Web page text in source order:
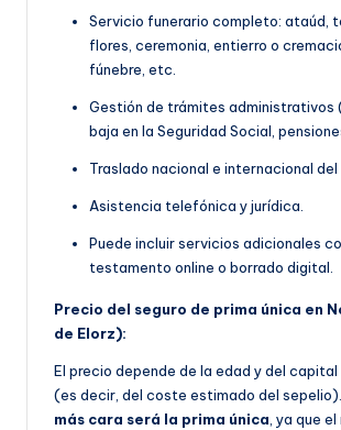
Servicio funerario completo: ataúd,
flores, ceremonia, entierro o
fúnebre, etc.
Gestión de trámites
baja en la Seguridad Social,
Traslado nacional e internacional del
Asistencia telefónica y jurídica.
Puede incluir servicios adicionales
testamento online o borrado digital.
Precio del seguro de prima única en
de Elorz):
El precio depende de la edad y del capital
(es decir, del coste estimado del
más cara será la prima única, ya que